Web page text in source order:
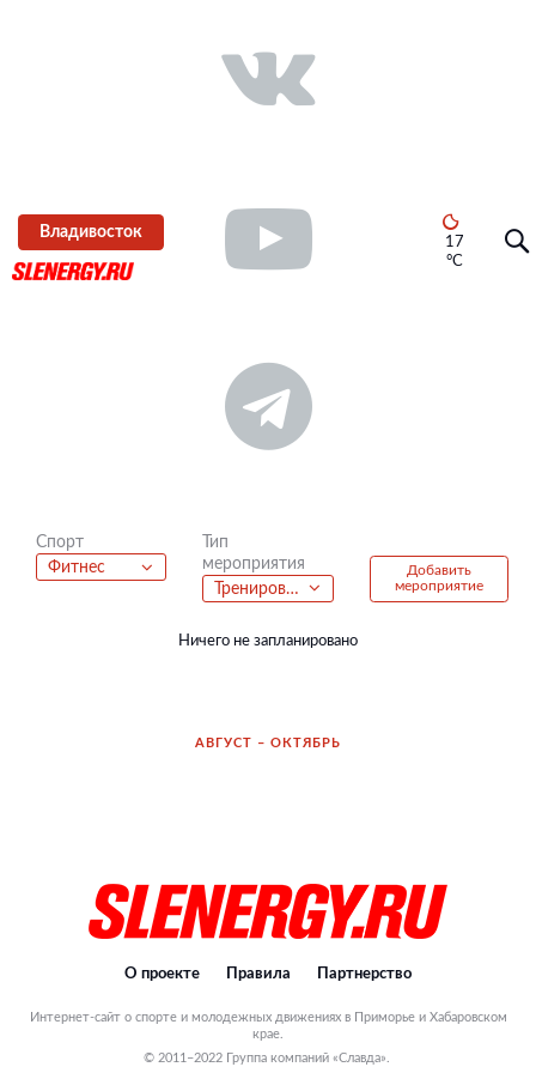
Владивосток
17
°C
Спорт
Фитнес
Тип
мероприятия
Тренировка
Добавить
мероприятие
Ничего не запланировано
АВГУСТ – ОКТЯБРЬ
О проекте Правила Партнерство
Интернет-сайт о спорте и молодежных движениях в Приморье и Хабаровском
крае.
© 2011–2022 Группа компаний «Славда».